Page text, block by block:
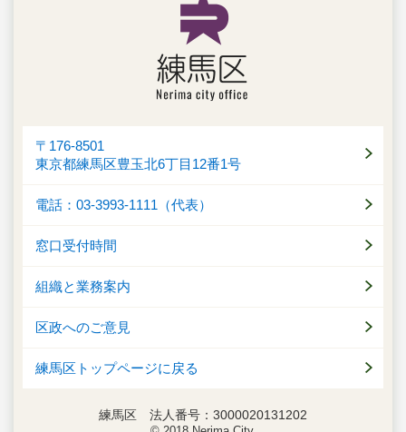
〒176-8501
東京都練馬区豊玉北6丁目12番1号
電話：03-3993-1111（代表）
窓口受付時間
組織と業務案内
区政へのご意見
練馬区トップページに戻る
練馬区 法人番号：3000020131202